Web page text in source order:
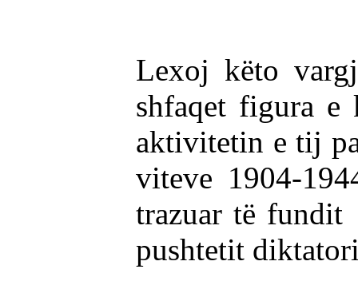
Lexoj këto
shfaqet figura
aktivitetin e tij
viteve 1904-
trazuar të
pushtetit